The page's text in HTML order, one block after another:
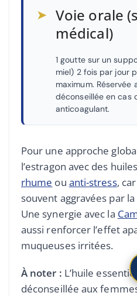
➤ Voie orale
médical)
1 goutte sur un
miel) 2 fois par jour
maximum. Réservée
déconseillée en cas
anticoagulant.
Pour une approche
l’estragon avec des
rhume ou anti-stress,
souvent aggravées par
Une synergie avec la
aussi renforcer l’effet
muqueuses irritées.
À noter : L’huile
déconseillée aux